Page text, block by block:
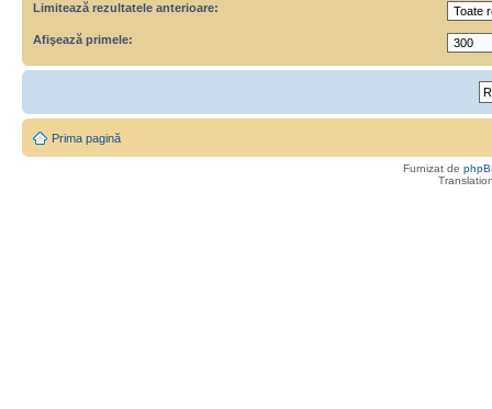
Limitează rezultatele anterioare:
Afişează primele:
Prima pagină
Furnizat de